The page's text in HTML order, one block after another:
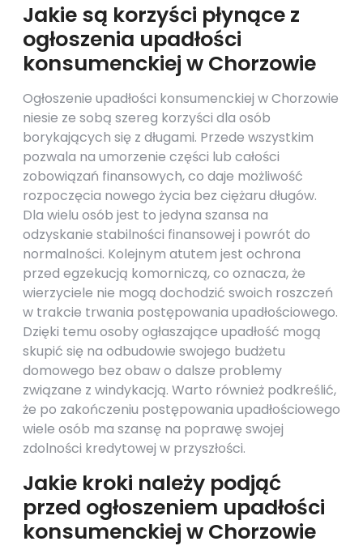
Jakie są korzyści płynące z
ogłoszenia upadłości
konsumenckiej w Chorzowie
Ogłoszenie upadłości konsumenckiej w Chorzowie
niesie ze sobą szereg korzyści dla osób
borykających się z długami. Przede wszystkim
pozwala na umorzenie części lub całości
zobowiązań finansowych, co daje możliwość
rozpoczęcia nowego życia bez ciężaru długów.
Dla wielu osób jest to jedyna szansa na
odzyskanie stabilności finansowej i powrót do
normalności. Kolejnym atutem jest ochrona
przed egzekucją komorniczą, co oznacza, że
wierzyciele nie mogą dochodzić swoich roszczeń
w trakcie trwania postępowania upadłościowego.
Dzięki temu osoby ogłaszające upadłość mogą
skupić się na odbudowie swojego budżetu
domowego bez obaw o dalsze problemy
związane z windykacją. Warto również podkreślić,
że po zakończeniu postępowania upadłościowego
wiele osób ma szansę na poprawę swojej
zdolności kredytowej w przyszłości.
Jakie kroki należy podjąć
przed ogłoszeniem upadłości
konsumenckiej w Chorzowie